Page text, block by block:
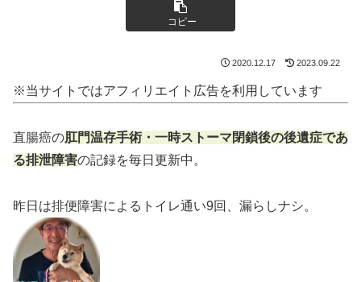
コピー
2020.12.17 2023.09.22
※当サイトではアフィリエイト広告を利用しています
直腸癌の肛門温存手術・一時ストーマ閉鎖後の後遺症であ
る排泄障害の記録を毎日更新中。
昨日は排便障害によるトイレ通い9回、漏らしナシ。